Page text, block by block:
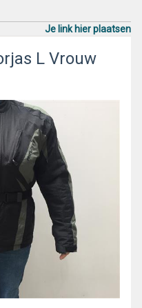
Je link hier plaatsen
L Vrouw